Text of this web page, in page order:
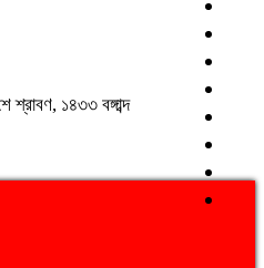
১৪৩৩ বঙ্গাব্দ